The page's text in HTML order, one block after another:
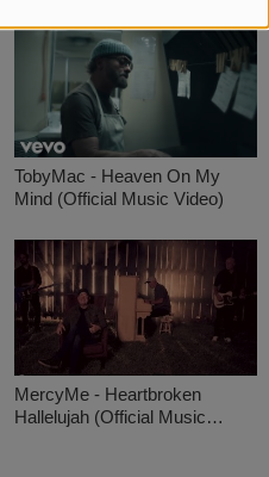
TobyMac - Heaven On My
Mind (Official Music Video)
MercyMe - Heartbroken
Hallelujah (Official Music